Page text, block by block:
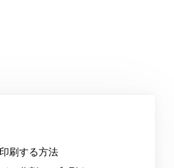
刷する方法